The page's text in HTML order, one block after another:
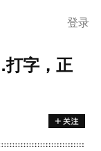
登录
字，正